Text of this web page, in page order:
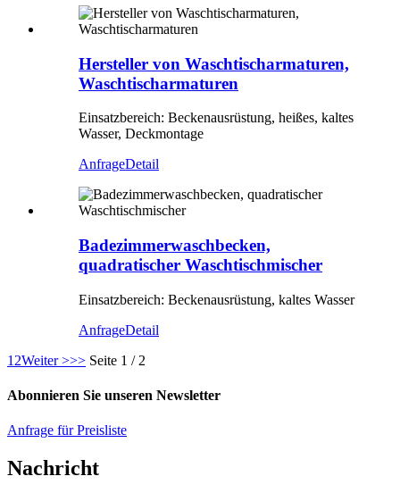
Hersteller von Waschtischarmaturen,
Waschtischarmaturen
Einsatzbereich: Beckenausrüstung, heißes, kaltes
Wasser, Deckmontage
AnfrageDetail
Badezimmerwaschbecken,
quadratischer Waschtischmischer
Einsatzbereich: Beckenausrüstung, kaltes Wasser
AnfrageDetail
1 2Weiter >>> Seite 1 / 2
Abonnieren Sie unseren Newsletter
Anfrage für Preisliste
Nachricht